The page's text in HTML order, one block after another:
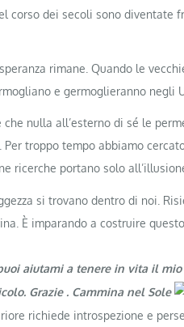
corso dei secoli sono diventate
rimane. Quando le
e germoglieranno negli
che nulla all’esterno di sé le
troppo tempo abbiamo
ricerche portano solo
si trovano dentro di noi.
È imparando a costruire
aiutami a tenere in vita il
Grazie . Cammina nel Sole
richiede introspezione e